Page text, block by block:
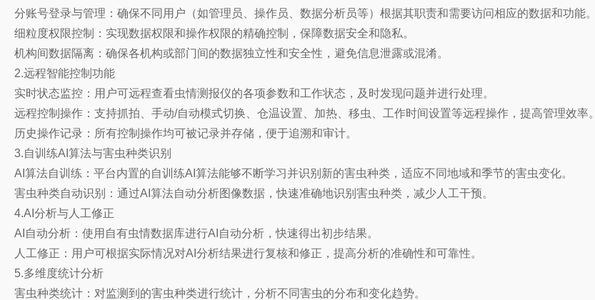
分账号登录与管理：确保不同用户（如管理员、操作员、数据分析员等）根据其职责和需要访问相应的数据和功能。
细粒度权限控制：实现数据权限和操作权限的精确控制，保障数据安全和隐私。
机构间数据隔离：确保各机构或部门间的数据独立性和安全性，避免信息泄露或混淆。
2.远程智能控制功能
实时状态监控：用户可远程查看虫情测报仪的各项参数和工作状态，及时发现问题并进行处理。
远程控制操作：支持抓拍、手动/自动模式切换、仓温设置、加热、移虫、工作时间设置等远程操作，提高管理效率。
历史操作记录：所有控制操作均可被记录并存储，便于追溯和审计。
3.自训练AI算法与害虫种类识别
AI算法自训练：平台内置的自训练AI算法能够不断学习并识别新的害虫种类，适应不同地域和季节的害虫变化。
害虫种类自动识别：通过AI算法自动分析图像数据，快速准确地识别害虫种类，减少人工干预。
4.AI分析与人工修正
AI自动分析：使用自有虫情数据库进行AI自动分析，快速得出初步结果。
人工修正：用户可根据实际情况对AI分析结果进行复核和修正，提高分析的准确性和可靠性。
5.多维度统计分析
害虫种类统计：对监测到的害虫种类进行统计，分析不同害虫的分布和变化趋势。